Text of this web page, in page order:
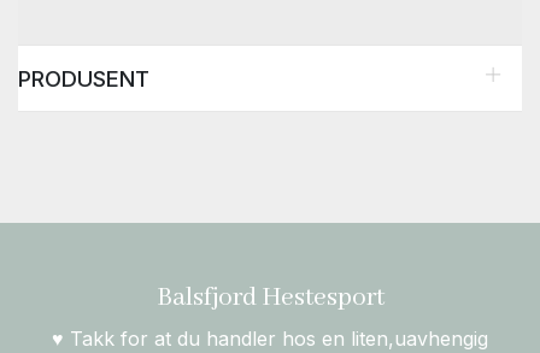
PRODUSENT
Balsfjord Hestesport
♥ Takk for at du handler hos en liten,uavhengig